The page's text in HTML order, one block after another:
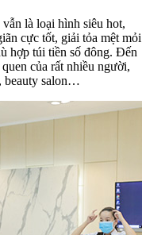
là loại hình siêu hot,
cực tốt, giải tỏa mệt mỏi
hợp túi tiền số đông. Đến
của rất nhiều người,
beauty salon…